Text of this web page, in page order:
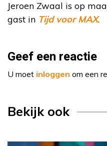
Jeroen Zwaal is op
gast in Tijd voor MAX.
Geef een reactie
U moet inloggen om een
Bekijk ook